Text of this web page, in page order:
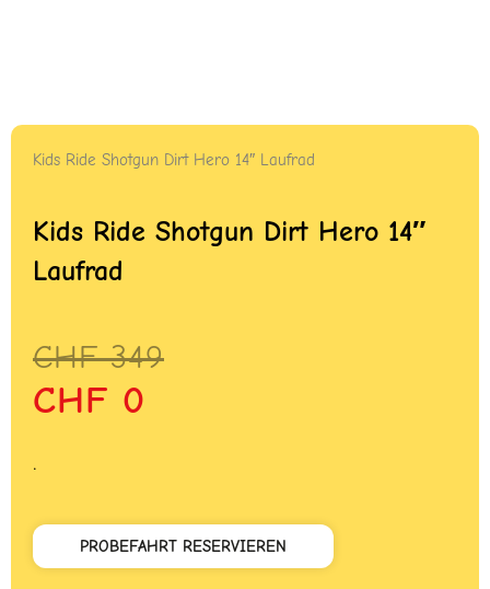
Kids Ride Shotgun Dirt Hero 14″ Laufrad
Kids Ride Shotgun Dirt Hero 14″
Laufrad
CHF349
Ursprünglicher
Preis
war:
CHF 349
CHF 0
Aktueller
Preis
ist:
CHF 0.
.
PROBEFAHRT RESERVIEREN